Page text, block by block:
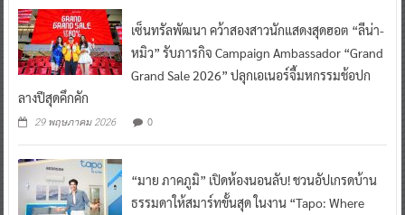
เซ็นทรัลพัฒนา คว้าสองสาวนักแสดงสุดฮอต “ลีน่า-
หมิว” รับภารกิจ Campaign Ambassador “Grand
Grand Sale 2026” ปลุกเอเนอร์จี้มหกรรมช้อปก
ลางปีสุดคึกคัก
29 พฤษภาคม 2026 0
“มาย ภาคภูมิ” เปิดห้องนอนลับ! ชวนอัปเกรดบ้าน
ธรรมดาให้สมาร์ทขั้นสุด ในงาน “Tapo: Where